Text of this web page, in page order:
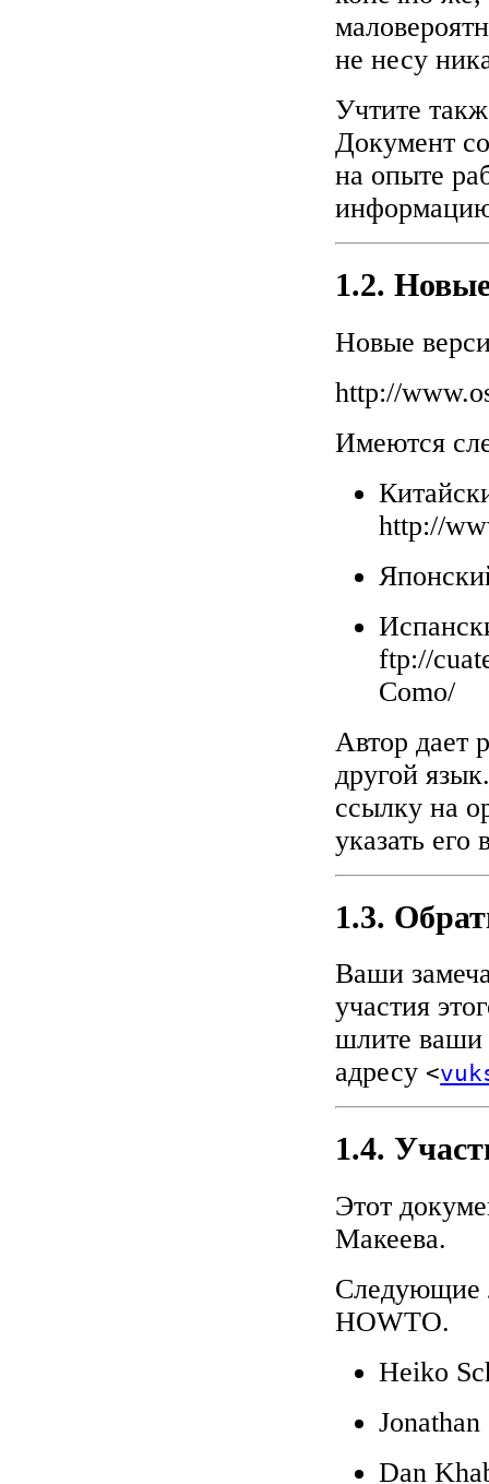
не несу
Учтите
Документ
на опыте
1.2.
Новые
http://
Имеются
http://
ftp://
Como/
Автор дает
другой
ссылку на
указать его
1.3.
Ваши
участия
шлите ваши
адресу <
1.4.
Этот
Макеева.
Следующие
HOWTO.
Heiko
Dan